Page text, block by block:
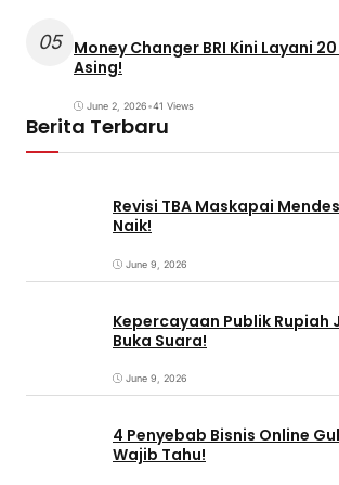
05 Money Changer BRI Kini Layani
Asing!
June 2, 2026•41 Views
Berita Terbaru
Revisi TBA Maskapai
Naik!
June 9, 2026
Kepercayaan Publik Rupiah
Buka Suara!
June 9, 2026
4 Penyebab Bisnis Online
Wajib Tahu!